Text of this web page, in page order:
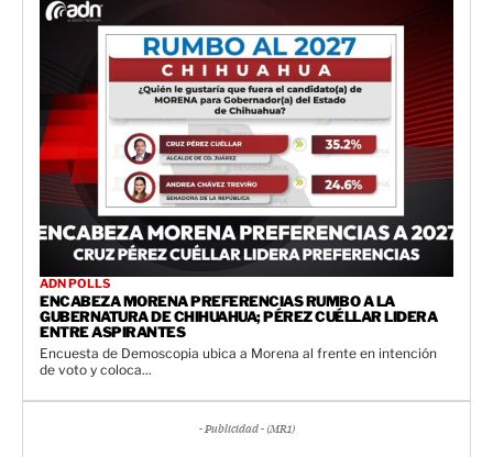
ADN POLLS
ENCABEZA MORENA PREFERENCIAS RUMBO A LA
GUBERNATURA DE CHIHUAHUA; PÉREZ CUÉLLAR LIDERA
ENTRE ASPIRANTES
Encuesta de Demoscopia ubica a Morena al frente en intención
de voto y coloca...
- Publicidad - (MR1)